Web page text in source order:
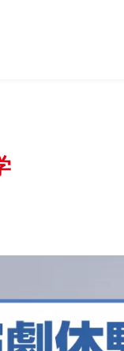
業の方へ
ート
インタビュー
事